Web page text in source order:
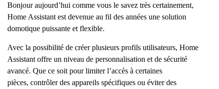
Bonjour aujourd’hui comme vous le savez très certainement,
Home Assistant est devenue au fil des années une solution
domotique puissante et flexible.
Avec la possibilité de créer plusieurs profils utilisateurs, Home
Assistant offre un niveau de personnalisation et de sécurité
avancé. Que ce soit pour limiter l’accès à certaines
pièces, contrôler des appareils spécifiques ou éviter des